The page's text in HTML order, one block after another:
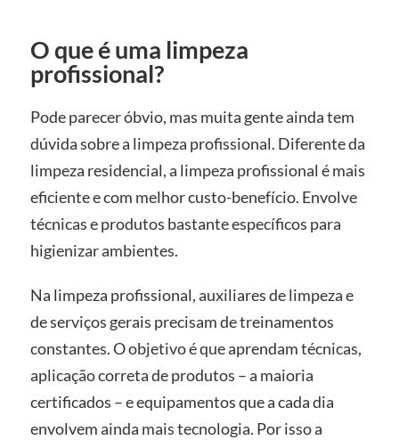
O que é uma limpeza
profissional?
Pode parecer óbvio, mas muita gente ainda tem
dúvida sobre a limpeza profissional. Diferente da
limpeza residencial, a limpeza profissional é mais
eficiente e com melhor custo-benefício. Envolve
técnicas e produtos bastante específicos para
higienizar ambientes.
Na limpeza profissional, auxiliares de limpeza e
de serviços gerais precisam de treinamentos
constantes. O objetivo é que aprendam técnicas,
aplicação correta de produtos – a maioria
certificados – e equipamentos que a cada dia
envolvem ainda mais tecnologia. Por isso a